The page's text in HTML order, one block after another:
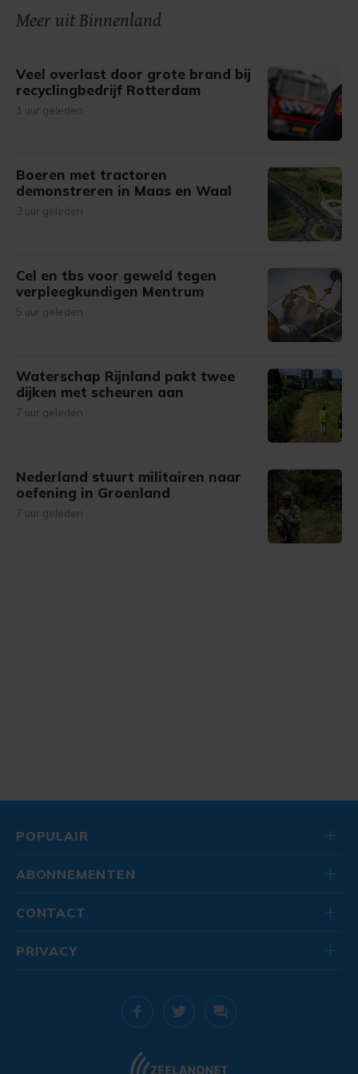
gemaakte keuze altijd wijzigen of intrekken.
Meer uit Binnenland
Veel overlast door grote brand bij
recyclingbedrijf Rotterdam
1 uur geleden
Boeren met tractoren
demonstreren in Maas en Waal
3 uur geleden
Cel en tbs voor geweld tegen
verpleegkundigen Mentrum
5 uur geleden
Waterschap Rijnland pakt twee
dijken met scheuren aan
7 uur geleden
Nederland stuurt militairen naar
oefening in Groenland
7 uur geleden
POPULAIR
ABONNEMENTEN
CONTACT
PRIVACY